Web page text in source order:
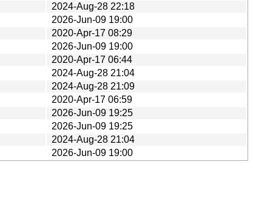
2024-Aug-28 22:18
2026-Jun-09 19:00
2020-Apr-17 08:29
2026-Jun-09 19:00
2020-Apr-17 06:44
2024-Aug-28 21:04
2024-Aug-28 21:09
2020-Apr-17 06:59
2026-Jun-09 19:25
2026-Jun-09 19:25
2024-Aug-28 21:04
2026-Jun-09 19:00